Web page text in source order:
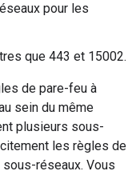
pour les
que 443 et 15002.
de pare-feu à
sein du même
plusieurs sous-
les règles de
réseaux. Vous